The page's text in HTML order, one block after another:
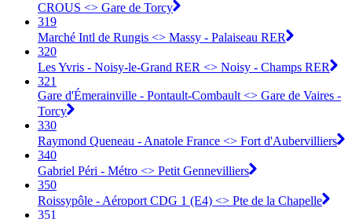
CROUS <> Gare de Torcy
319
Marché Intl de Rungis <> Massy - Palaiseau RER
320
Les Yvris - Noisy-le-Grand RER <> Noisy - Champs RER
321
Gare d'Émerainville - Pontault-Combault <> Gare de Vaires -
Torcy
330
Raymond Queneau - Anatole France <> Fort d'Aubervilliers
340
Gabriel Péri - Métro <> Petit Gennevilliers
350
Roissypôle - Aéroport CDG 1 (E4) <> Pte de la Chapelle
351